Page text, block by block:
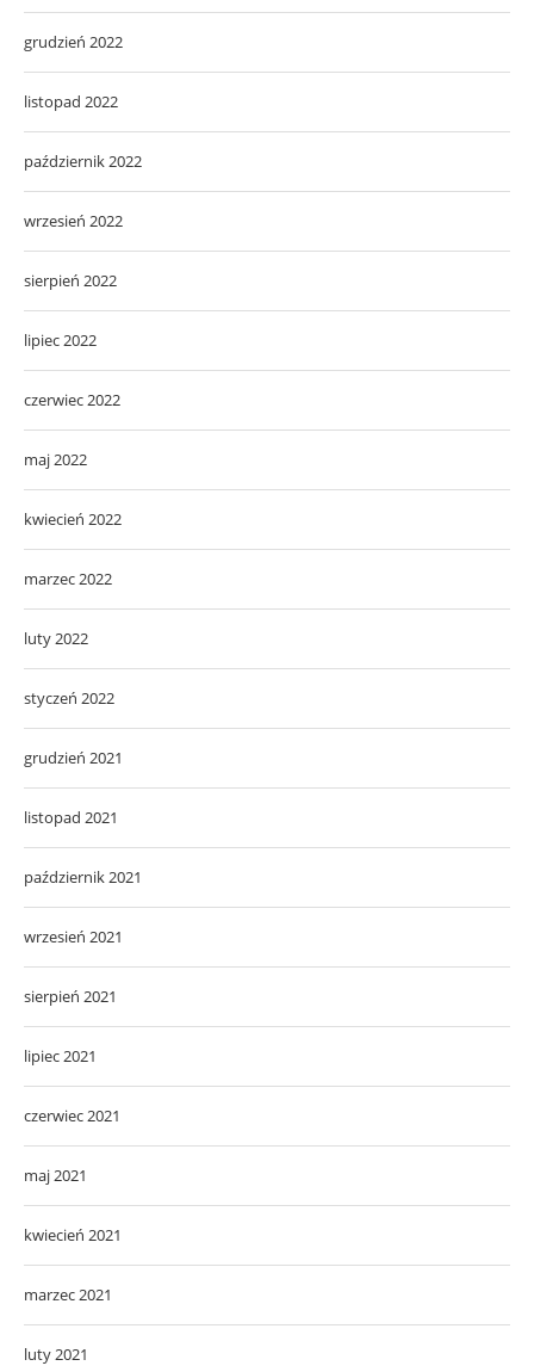
grudzień 2022
listopad 2022
październik 2022
wrzesień 2022
sierpień 2022
lipiec 2022
czerwiec 2022
maj 2022
kwiecień 2022
marzec 2022
luty 2022
styczeń 2022
grudzień 2021
listopad 2021
październik 2021
wrzesień 2021
sierpień 2021
lipiec 2021
czerwiec 2021
maj 2021
kwiecień 2021
marzec 2021
luty 2021